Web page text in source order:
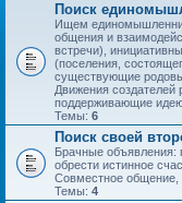
Поиск
Ищем
общения и
встречи),
(поселения,
существующие
Движения создателей
поддерживающие
Темы: 6
Поиск своей
Брачные объявления:
обрести истинное
Совместное общение,
Темы: 4